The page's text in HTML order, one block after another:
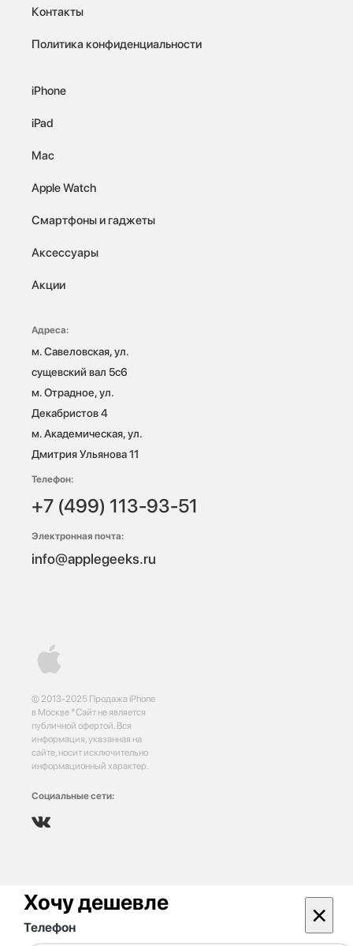
© 2013-2025 Продажа iPhone
в Москве *Сайт не является
публичной офертой. Вся
информация, указанная на
сайте, носит исключительно
информационный характер.
Социальные сети:
Контакты
Политика конфиденциальности
iPhone
iPad
Mac
Apple Watch
Смартфоны и гаджеты
Аксессуары
Акции
Адреса:
м. Савеловская, ул.
сущевский вал 5с6
м. Отрадное, ул.
Декабристов 4
м. Академическая, ул.
Дмитрия Ульянова 11
Телефон:
+7 (499) 113-93-51
Электронная почта:
info@applegeeks.ru
Хочу дешевле ×
Телефон